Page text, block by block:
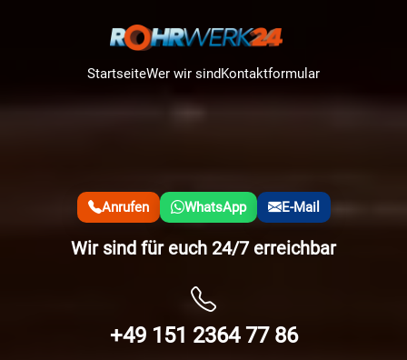
StartseiteWer wir sindKontaktformular
Anrufen WhatsApp E-Mail
Wir sind für euch 24/7 erreichbar
+49 151 2364 77 86